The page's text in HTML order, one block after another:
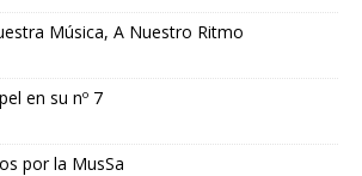
Música, A Nuestro Ritmo
en su nº 7
por la MusSa